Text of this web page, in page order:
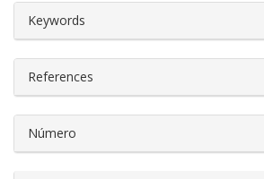
Keywords
References
Número